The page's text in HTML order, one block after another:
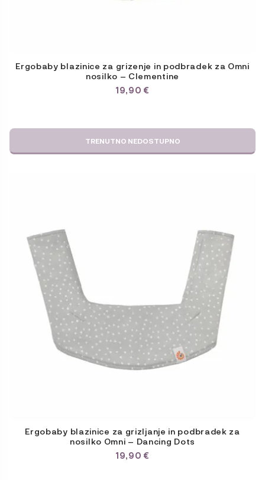
Ergobaby blazinice za grizenje in podbradek za Omni
nosilko – Clementine
19,90€
TRENUTNO NEDOSTUPNO
Ergobaby blazinice za grizljanje in podbradek za
nosilko Omni – Dancing Dots
19,90€